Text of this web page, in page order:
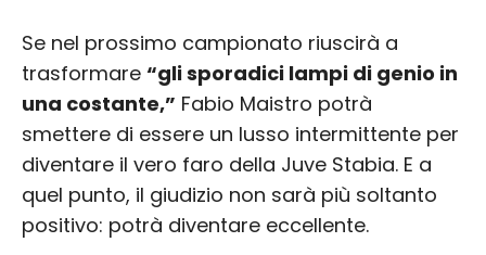
Se nel prossimo campionato riuscirà a
trasformare “gli sporadici lampi di genio in
una costante,” Fabio Maistro potrà
smettere di essere un lusso intermittente per
diventare il vero faro della Juve Stabia. E a
quel punto, il giudizio non sarà più soltanto
positivo: potrà diventare eccellente.